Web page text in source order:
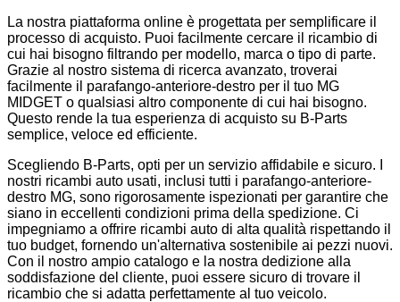
La nostra piattaforma online è progettata per semplificare il
processo di acquisto. Puoi facilmente cercare il ricambio di
cui hai bisogno filtrando per modello, marca o tipo di parte.
Grazie al nostro sistema di ricerca avanzato, troverai
facilmente il parafango-anteriore-destro per il tuo MG
MIDGET o qualsiasi altro componente di cui hai bisogno.
Questo rende la tua esperienza di acquisto su B-Parts
semplice, veloce ed efficiente.
Scegliendo B-Parts, opti per un servizio affidabile e sicuro. I
nostri ricambi auto usati, inclusi tutti i parafango-anteriore-
destro MG, sono rigorosamente ispezionati per garantire che
siano in eccellenti condizioni prima della spedizione. Ci
impegniamo a offrire ricambi auto di alta qualità rispettando il
tuo budget, fornendo un'alternativa sostenibile ai pezzi nuovi.
Con il nostro ampio catalogo e la nostra dedizione alla
soddisfazione del cliente, puoi essere sicuro di trovare il
ricambio che si adatta perfettamente al tuo veicolo.